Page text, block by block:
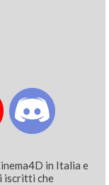
in Italia e
iscritti che